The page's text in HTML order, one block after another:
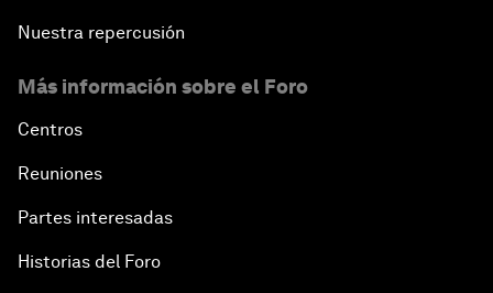
Nuestra repercusión
Más información sobre el Foro
Centros
Reuniones
Partes interesadas
Historias del Foro